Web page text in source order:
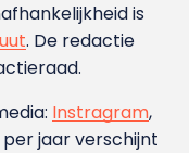
is
. De redactie
Instragram,
per jaar verschijnt